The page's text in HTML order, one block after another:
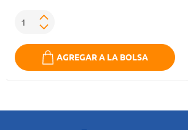
AGREGAR A LA BOLSA